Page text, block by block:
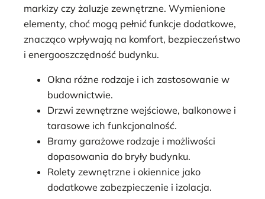
markizy czy żaluzje zewnętrzne. Wymienione
elementy, choć mogą pełnić funkcje dodatkowe,
znacząco wpływają na komfort, bezpieczeństwo
i energooszczędność budynku.
Okna różne rodzaje i ich zastosowanie w
budownictwie.
Drzwi zewnętrzne wejściowe, balkonowe i
tarasowe ich funkcjonalność.
Bramy garażowe rodzaje i możliwości
dopasowania do bryły budynku.
Rolety zewnętrzne i okiennice jako
dodatkowe zabezpieczenie i izolacja.